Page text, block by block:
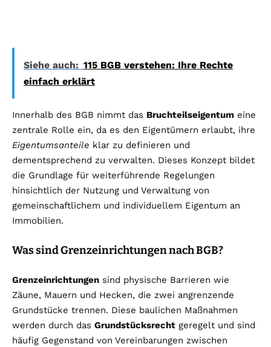
Siehe auch: 115 BGB verstehen: Ihre Rechte
einfach erklärt
Innerhalb des BGB nimmt das Bruchteilseigentum eine
zentrale Rolle ein, da es den Eigentümern erlaubt, ihre
Eigentumsanteile klar zu definieren und
dementsprechend zu verwalten. Dieses Konzept bildet
die Grundlage für weiterführende Regelungen
hinsichtlich der Nutzung und Verwaltung von
gemeinschaftlichem und individuellem Eigentum an
Immobilien.
Was sind Grenzeinrichtungen nach BGB?
Grenzeinrichtungen sind physische Barrieren wie
Zäune, Mauern und Hecken, die zwei angrenzende
Grundstücke trennen. Diese baulichen Maßnahmen
werden durch das Grundstücksrecht geregelt und sind
häufig Gegenstand von Vereinbarungen zwischen